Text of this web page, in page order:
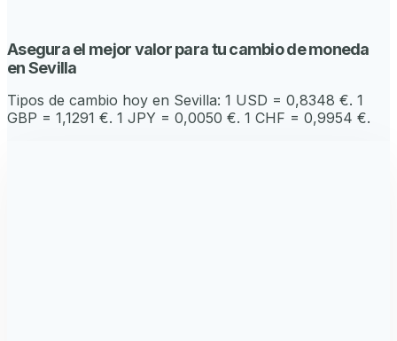
Asegura el mejor valor para tu cambio de moneda
en Sevilla
Tipos de cambio hoy en Sevilla: 1 USD = 0,8348 €. 1
GBP = 1,1291 €. 1 JPY = 0,0050 €. 1 CHF = 0,9954 €.